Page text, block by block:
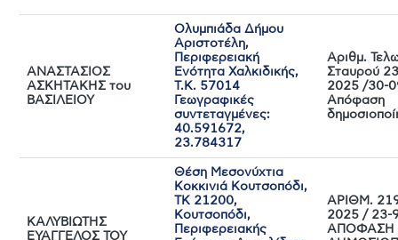
ΑΝΑΣΤΑΣΙΟΣ
ΑΣΚΗΤΑΚΗΣ του
ΒΑΣΙΛΕΙΟΥ
Ολυμπιάδα Δήμου
Αριστοτέλη,
Περιφερειακή
Ενότητα Χαλκιδικής,
Τ.Κ. 57014
Γεωγραφικές
συντεταγμένες:
40.591672,
23.784317
Αριθμ.
Σταυρού
2025 /30-
Απόφαση
ΚΑΛΥΒΙΩΤΗΣ
ΕΥΑΓΓΕΛΟΣ ΤΟΥ
Θέση Μεσονύχτια
Κοκκινιά Κουτσοπόδι,
ΤΚ 21200,
Κουτσοπόδι,
Περιφερειακής
ΑΡΙΘΜ.
2025 / 23-
ΑΠΟΦΑΣΗ